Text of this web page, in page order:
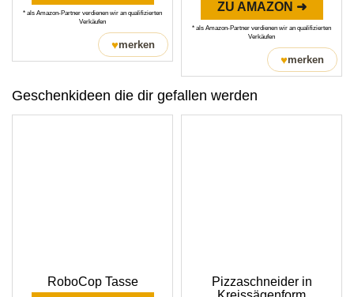
* als Amazon-Partner verdienen wir an qualifizierten
Verkäufen
♥merken
ZU AMAZON ➜
* als Amazon-Partner verdienen wir an qualifizierten
Verkäufen
♥merken
Geschenkideen die dir gefallen werden
RoboCop Tasse
Pizzaschneider in